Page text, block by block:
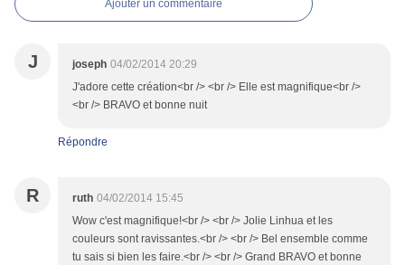
Ajouter un commentaire
J joseph 04/02/2014 20:29
J'adore cette création<br /> <br /> Elle est magnifique<br />
<br /> BRAVO et bonne nuit
Répondre
R ruth 04/02/2014 15:45
Wow c'est magnifique!<br /> <br /> Jolie Linhua et les
couleurs sont ravissantes.<br /> <br /> Bel ensemble comme
tu sais si bien les faire.<br /> <br /> Grand BRAVO et bonne